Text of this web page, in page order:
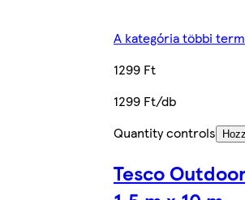
A kategória többi
1299 Ft
1299 Ft/db
Quantity controls
Tesco